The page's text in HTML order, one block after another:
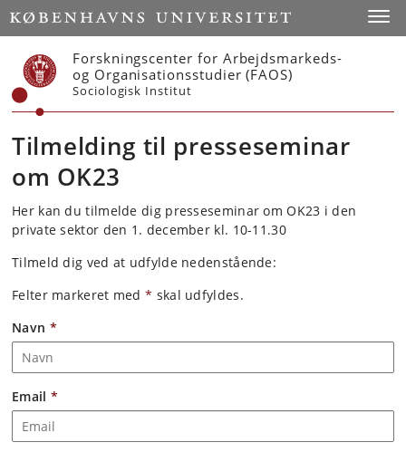
Start
Forskningscenter for Arbejdsmarkeds-
og Organisationsstudier (FAOS)
Sociologisk Institut
Tilmelding til presseseminar
om OK23
Her kan du tilmelde dig presseseminar om OK23 i den
private sektor den 1. december kl. 10-11.30
Tilmeld dig ved at udfylde nedenstående:
Felter markeret med* skal udfyldes.
Navn *
Email *